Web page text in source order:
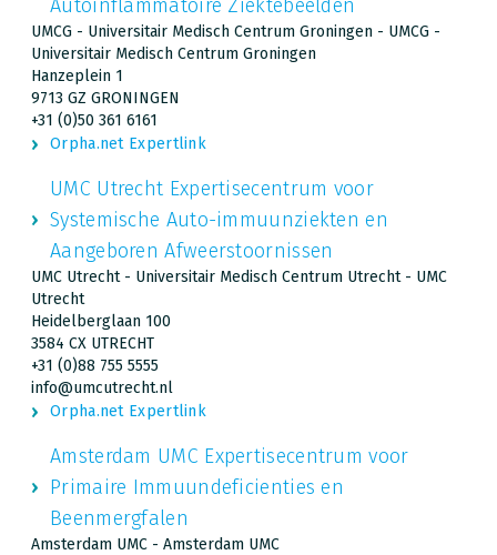
Autoinflammatoire Ziektebeelden
UMCG - Universitair Medisch Centrum Groningen - UMCG -
Universitair Medisch Centrum Groningen
Hanzeplein 1
9713 GZ GRONINGEN
+31 (0)50 361 6161
Orpha.net Expertlink
UMC Utrecht Expertisecentrum voor
Systemische Auto-immuunziekten en
Aangeboren Afweerstoornissen
UMC Utrecht - Universitair Medisch Centrum Utrecht - UMC
Utrecht
Heidelberglaan 100
3584 CX UTRECHT
+31 (0)88 755 5555
info@umcutrecht.nl
Orpha.net Expertlink
Amsterdam UMC Expertisecentrum voor
Primaire Immuundeficienties en
Beenmergfalen
Amsterdam UMC - Amsterdam UMC